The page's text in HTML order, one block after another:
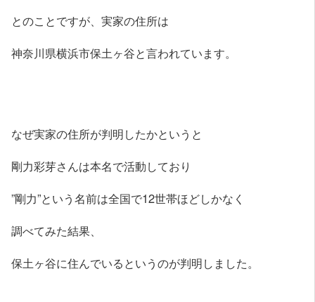
とのことですが、実家の住所は
神奈川県横浜市保土ヶ谷と言われています。
なぜ実家の住所が判明したかというと
剛力彩芽さんは本名で活動しており
”剛力”という名前は全国で12世帯ほどしかなく
調べてみた結果、
保土ヶ谷に住んでいるというのが判明しました。